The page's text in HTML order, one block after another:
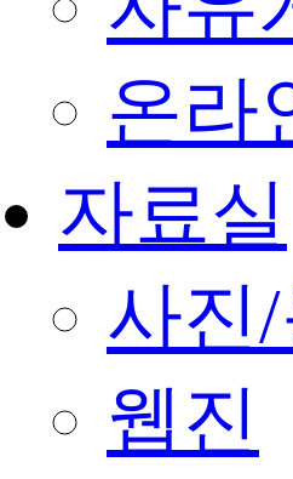
온라
자료실
사진
웹진